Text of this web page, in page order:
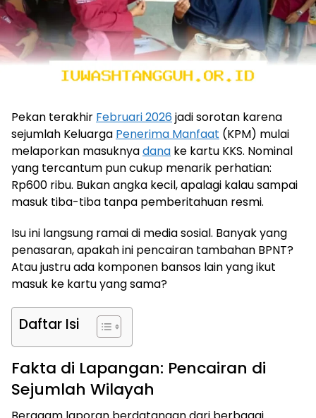
Pekan terakhir Februari 2026 jadi sorotan karena
sejumlah Keluarga Penerima Manfaat (KPM) mulai
melaporkan masuknyadana ke kartu KKS. Nominal
yang tercantum pun cukup menarik perhatian:
Rp600 ribu. Bukan angka kecil, apalagi kalau sampai
masuk tiba-tiba tanpa pemberitahuan resmi.
Isu ini langsung ramai di media sosial. Banyak yang
penasaran, apakah ini pencairan tambahan BPNT?
Atau justru ada komponen bansos lain yang ikut
masuk ke kartu yang sama?
Daftar Isi
Fakta di Lapangan: Pencairan di
Sejumlah Wilayah